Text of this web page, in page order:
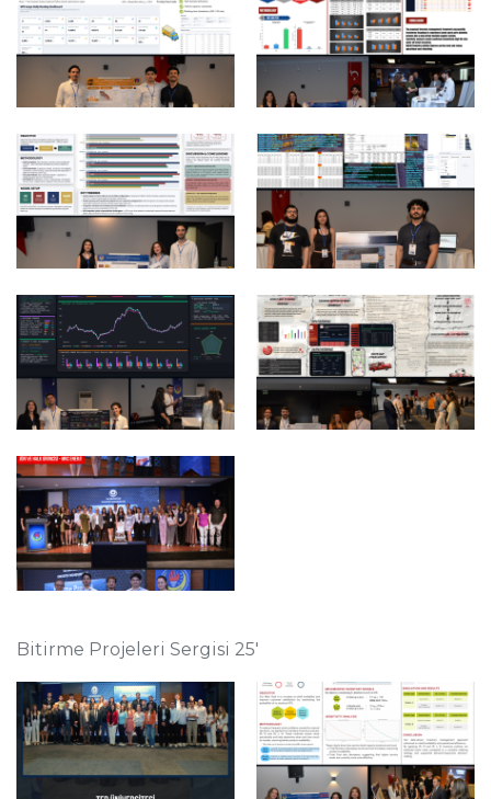
Bitirme Projeleri Sergisi 25'